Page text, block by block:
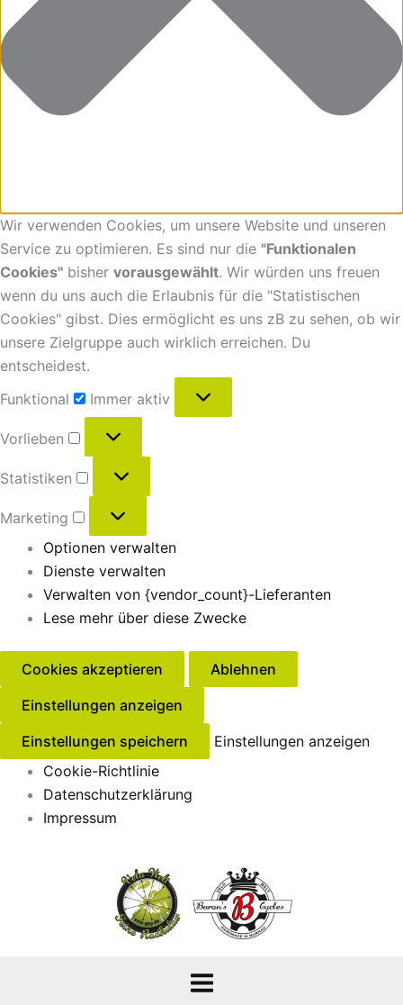
Wir verwenden Cookies, um unsere Website und unseren
Service zu optimieren. Es sind nur die "Funktionalen
Cookies" bisher vorausgewählt. Wir würden uns freuen
wenn du uns auch die Erlaubnis für die "Statistischen
Cookies" gibst. Dies ermöglicht es uns zB zu sehen, ob wir
unsere Zielgruppe auch wirklich erreichen. Du
entscheidest.
Funktional
Immer aktiv
Vorlieben
Statistiken
Marketing
Optionen verwalten
Dienste verwalten
Verwalten von {vendor_count}-Lieferanten
Lese mehr über diese Zwecke
Cookies akzeptieren
Ablehnen
Einstellungen anzeigen
Einstellungen speichern
Einstellungen anzeigen
Cookie-Richtlinie
Datenschutzerklärung
Impressum